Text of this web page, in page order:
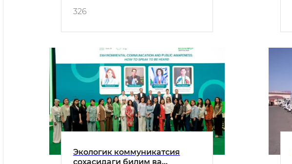
326
Экологик коммуникатсия
соҳасидаги билим ва